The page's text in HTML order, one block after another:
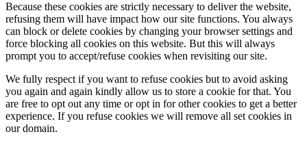
Because these cookies are strictly necessary to deliver the website,
refusing them will have impact how our site functions. You always
can block or delete cookies by changing your browser settings and
force blocking all cookies on this website. But this will always
prompt you to accept/refuse cookies when revisiting our site.
We fully respect if you want to refuse cookies but to avoid asking
you again and again kindly allow us to store a cookie for that. You
are free to opt out any time or opt in for other cookies to get a better
experience. If you refuse cookies we will remove all set cookies in
our domain.